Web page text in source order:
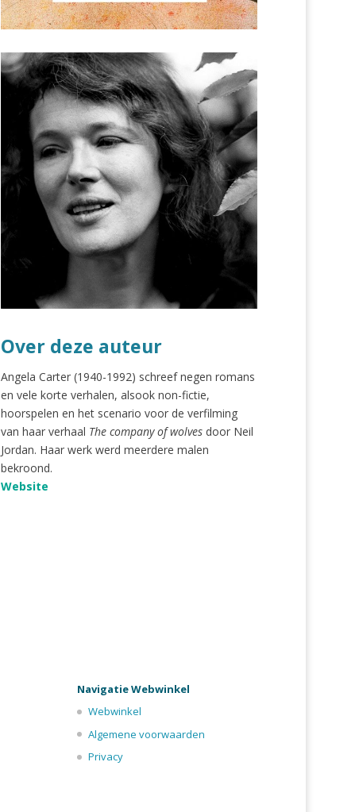
Over deze auteur
Angela Carter (1940-1992) schreef negen romans
en vele korte verhalen, alsook non-fictie,
hoorspelen en het scenario voor de verfilming
van haar verhaal The company of wolves door Neil
Jordan. Haar werk werd meerdere malen
bekroond.
Website
Navigatie Webwinkel
Webwinkel
Algemene voorwaarden
Privacy